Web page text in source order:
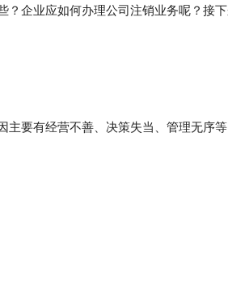
企业应如何办理公司注销业务呢？接
要有经营不善、决策失当、管理无序